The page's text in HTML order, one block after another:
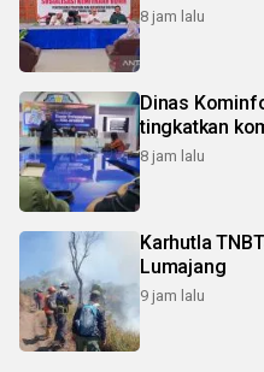
8 jam lalu
Dinas
tingkatkan
8 jam lalu
Karhutla
Lumajang
9 jam lalu